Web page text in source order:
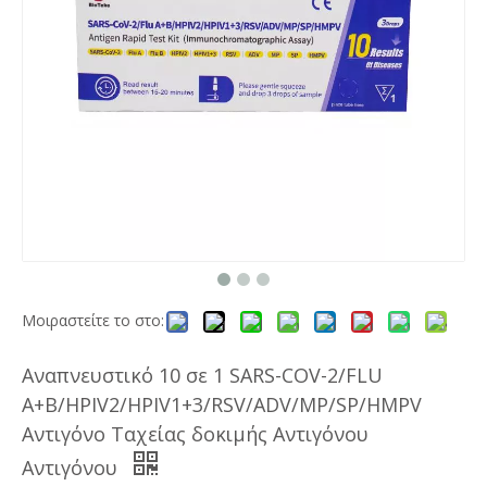
Μοιραστείτε το στο:
Αναπνευστικό 10 σε 1 SARS-COV-2/FLU
A+B/HPIV2/HPIV1+3/RSV/ADV/MP/SP/HMPV
Αντιγόνο Ταχείας δοκιμής Αντιγόνου
Αντιγόνου